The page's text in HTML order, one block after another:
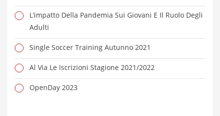
L’impatto Della Pandemia Sui Giovani E Il Ruolo Degli
Adulti
Single Soccer Training Autunno 2021
Al Via Le Iscrizioni Stagione 2021/2022
OpenDay 2023